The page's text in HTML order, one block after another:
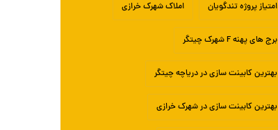
امتیاز پروژه تندگویان املاک شهرک خرازی
برج های پهنه F شهرک چیتگر
بهترین کابینت سازی در دریاچه چیتگر
بهترین کابینت سازی در شهرک خرازی